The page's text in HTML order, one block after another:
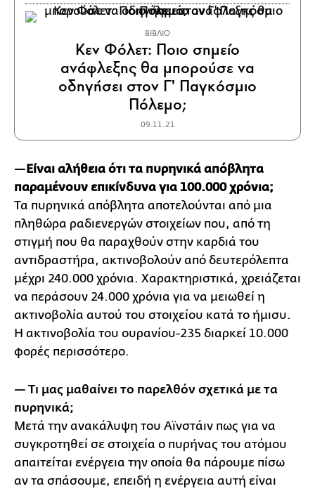
ΒΙΒΛΙΟ
Κεν Φόλετ: Ποιο σημείο
ανάφλεξης θα μπορούσε να
οδηγήσει στον Γ' Παγκόσμιο
Πόλεμο;
09.11.21
—Είναι αλήθεια ότι τα πυρηνικά απόβλητα
παραμένουν επικίνδυνα για 100.000 χρόνια;
Τα πυρηνικά απόβλητα αποτελούνται από μια
πληθώρα ραδιενεργών στοιχείων που, από τη
στιγμή που θα παραχθούν στην καρδιά του
αντιδραστήρα, ακτινοβολούν από δευτερόλεπτα
μέχρι 240.000 χρόνια. Χαρακτηριστικά, χρειάζεται
να περάσουν 24.000 χρόνια για να μειωθεί η
ακτινοβολία αυτού του στοιχείου κατά το ήμισυ.
Η ακτινοβολία του ουρανίου-235 διαρκεί 10.000
φορές περισσότερο.
— Τι μας μαθαίνει το παρελθόν σχετικά με τα
πυρηνικά;
Μετά την ανακάλυψη του Αϊνστάιν πως για να
συγκροτηθεί σε στοιχεία ο πυρήνας του ατόμου
απαιτείται ενέργεια την οποία θα πάρουμε πίσω
αν τα σπάσουμε, επειδή η ενέργεια αυτή είναι